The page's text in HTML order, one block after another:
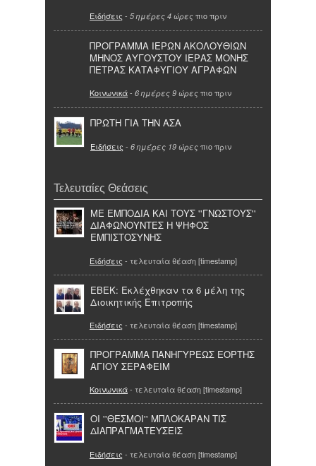
Ειδήσεις - 5 ημέρες 4 ώρες πιο πριν
ΠΡΟΓΡΑΜΜΑ ΙΕΡΩΝ ΑΚΟΛΟΥΘΙΩΝ
ΜΗΝΟΣ ΑΥΓΟΥΣΤΟΥ ΙΕΡΑΣ ΜΟΝΗΣ
ΠΕΤΡΑΣ ΚΑΤΑΦΥΓΙΟΥ ΑΓΡΑΦΩΝ
Κοινωνικά- 6 ημέρες 9 ώρες πιο πριν
ΠΡΩΤΗ ΓΙΑ ΤΗΝ ΑΣΑ
Ειδήσεις - 6 ημέρες 19 ώρες πιο πριν
Τελευταίες Θεάσεις
ΜΕ ΕΜΠΟΔΙΑ ΚΑΙ ΤΟΥΣ ''ΓΝΩΣΤΟΥΣ''
ΔΙΑΦΩΝΟΥΝΤΕΣ Η ΨΗΦΟΣ
ΕΜΠΙΣΤΟΣΥΝΗΣ
Ειδήσεις - τελευταία θέαση [timestamp]
ΕΒΕΚ: Εκλέχθηκαν τα 6 μέλη της
Διοικητικής Επιτροπής
Ειδήσεις - τελευταία θέαση [timestamp]
ΠΡΟΓΡΑΜΜΑ ΠΑΝΗΓΥΡΕΩΣ ΕΟΡΤΗΣ
ΑΓΙΟΥ ΣΕΡΑΦΕΙΜ
Κοινωνικά- τελευταία θέαση [timestamp]
ΟΙ ''ΘΕΣΜΟΙ'' ΜΠΛΟΚΑΡΑΝ ΤΙΣ
ΔΙΑΠΡΑΓΜΑΤΕΥΣΕΙΣ
Ειδήσεις - τελευταία θέαση [timestamp]